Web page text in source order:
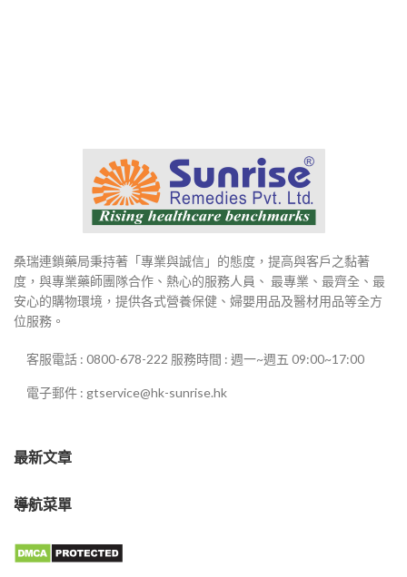
桑瑞連鎖藥局秉持著「專業與誠信」的態度，提高與客戶之黏著
度，與專業藥師團隊合作、熱心的服務人員、 最專業、最齊全、最
安心的購物環境，提供各式營養保健、婦嬰用品及醫材用品等全方
位服務。
客服電話 : 0800-678-222 服務時間 : 週一~週五 09:00~17:00
電子郵件 : gtservice@hk-sunrise.hk
最新文章
導航菜單